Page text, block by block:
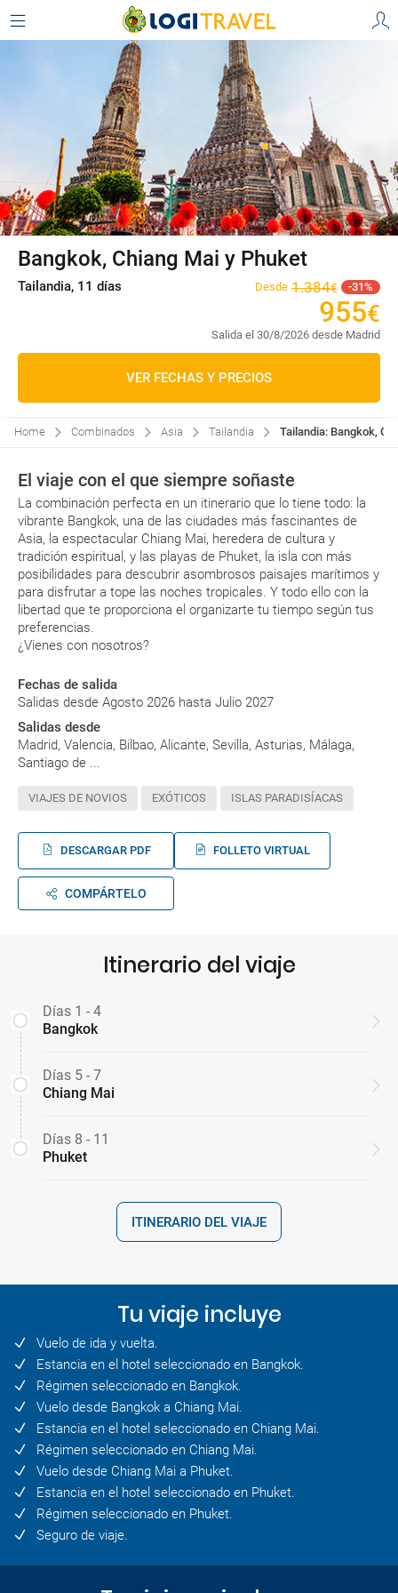
Bangkok, Chiang Mai y Phuket
Tailandia, 11 días Desde 1.384€ 31
955€
Salida el 30/8/2026 desde Madrid
VER FECHAS Y PRECIOS
Home Combinados Asia Tailandia Tailandia: Bangkok,
El viaje con el que siempre soñaste
La combinación perfecta en un itinerario que lo tiene todo: la
vibrante Bangkok, una de las ciudades más fascinantes de
Asia, la espectacular Chiang Mai, heredera de cultura y
tradición espiritual, y las playas de Phuket, la isla con más
posibilidades para descubrir asombrosos paisajes marítimos y
para disfrutar a tope las noches tropicales. Y todo ello con la
libertad que te proporciona el organizarte tu tiempo según tus
preferencias.
¿Vienes con nosotros?
Fechas de salida
Salidas desde Agosto 2026 hasta Julio 2027
Salidas desde
Madrid, Valencia, Bilbao, Alicante, Sevilla, Asturias, Málaga,
Santiago de ...
VIAJES DE NOVIOS EXÓTICOS ISLAS PARADISÍACAS
DESCARGAR PDF FOLLETO VIRTUAL
COMPÁRTELO
Itinerario del viaje
Días 1 - 4
Bangkok
Días 5 - 7
Chiang Mai
Días 8 - 11
Phuket
ITINERARIO DEL VIAJE
Tu viaje incluye
Vuelo de ida y vuelta.
Estancia en el hotel seleccionado en Bangkok.
Régimen seleccionado en Bangkok.
Vuelo desde Bangkok a Chiang Mai.
Estancia en el hotel seleccionado en Chiang Mai.
Régimen seleccionado en Chiang Mai.
Vuelo desde Chiang Mai a Phuket.
Estancia en el hotel seleccionado en Phuket.
Régimen seleccionado en Phuket.
Seguro de viaje.